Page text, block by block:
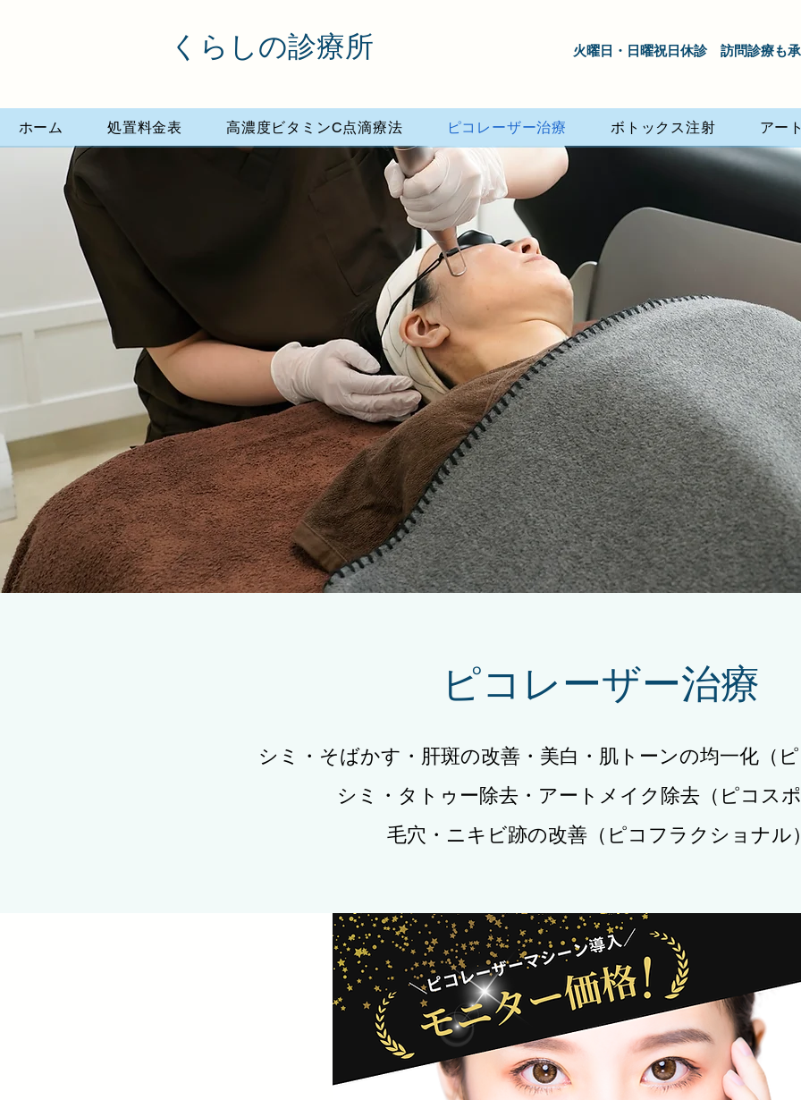
くらしの診療所 火曜日・日曜祝日休診 訪問診療も
ホーム 処置料金表 高濃度ビタミンC点滴療法 ピコレーザー治療 ボトックス注射 アー
ピコレーザー治療
シミ・そばかす・肝斑の改善・美白・肌トーンの均一化（
シミ・タトゥー除去・アートメイク除去（ピコス
毛穴・ニキビ跡の改善（ピコフラクショナル